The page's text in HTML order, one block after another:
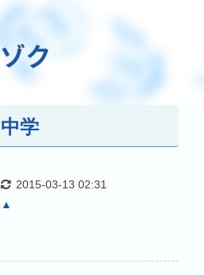
ゾク
学
2015-03-13 02:31